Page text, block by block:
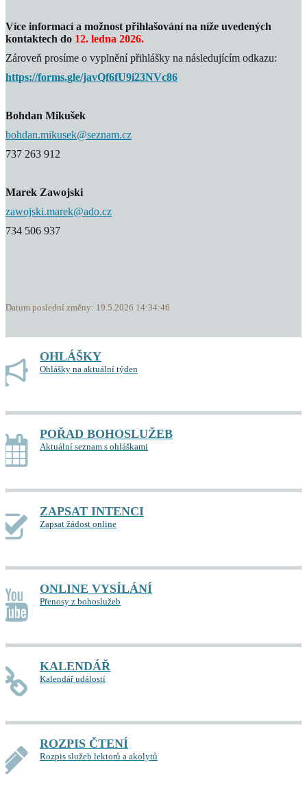
Více informací a možnost přihlašování na níže uvedených
kontaktech do 12. ledna 2026.
Zároveň prosíme o vyplnění přihlášky na následujícím odkazu:
https://forms.gle/javQf6fU9i23NVc86
Bohdan Mikušek
bohdan.mikusek@seznam.cz
737 263 912
Marek Zawojski
zawojski.marek@ado.cz
734 506 937
Datum poslední změny: 19.5.2026 14:34:46
OHLÁŠKY
Ohlášky na aktuální týden
POŘAD BOHOSLUŽEB
Aktuální seznam s ohláškami
ZAPSAT INTENCI
Zapsat žádost online
ONLINE VYSÍLÁNÍ
Přenosy z bohoslužeb
KALENDÁŘ
Kalendář událostí
ROZPIS ČTENÍ
Rozpis služeb lektorů a akolytů